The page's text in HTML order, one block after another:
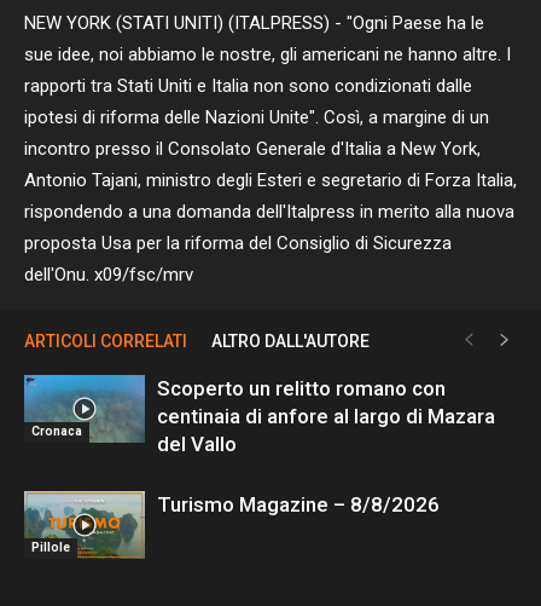
NEW YORK (STATI UNITI) (ITALPRESS) - "Ogni Paese ha le
sue idee, noi abbiamo le nostre, gli americani ne hanno altre. I
rapporti tra Stati Uniti e Italia non sono condizionati dalle
ipotesi di riforma delle Nazioni Unite". Così, a margine di un
incontro presso il Consolato Generale d'Italia a New York,
Antonio Tajani, ministro degli Esteri e segretario di Forza Italia,
rispondendo a una domanda dell'Italpress in merito alla nuova
proposta Usa per la riforma del Consiglio di Sicurezza
dell'Onu. x09/fsc/mrv
ARTICOLI CORRELATI ALTRO DALL'AUTORE
Cronaca
Scoperto un relitto romano con
centinaia di anfore al largo di Mazara
del Vallo
Pillole
Turismo Magazine – 8/8/2026